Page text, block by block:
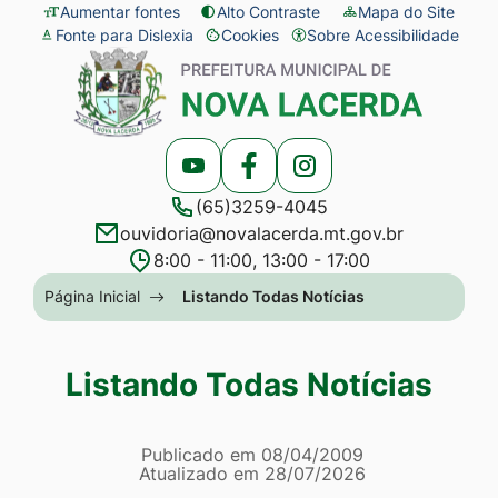
Seção
de
atalhos
acessibilidade
Ir
para
conteúdo
menu
[alt+2]
para
Aumentar fontes Alto Contraste
Mapa do Site
Fonte para Dislexia
Cookies
Abrir
preferências
de
cookies
Sobre Acessibilidade
Seção
menu
Acessar
a
Rede
Social
Acessar
a
Rede
Social
Acessar
a
Rede
Social
(65)3259-4045
ouvidoria@novalacerda.mt.gov.br
8:00 - 11:00, 13:00 - 17:00
Seção
do
principal
Página Inicial Listando Todas Notícias
Listando Todas Notícias
Página Listando Todas
Informações
Publicado em 08/04/2009
Atualizado em 28/07/2026